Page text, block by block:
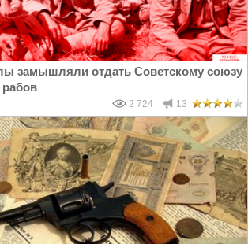
замышляли отдать Советскому союзу
рабов
2 724 13